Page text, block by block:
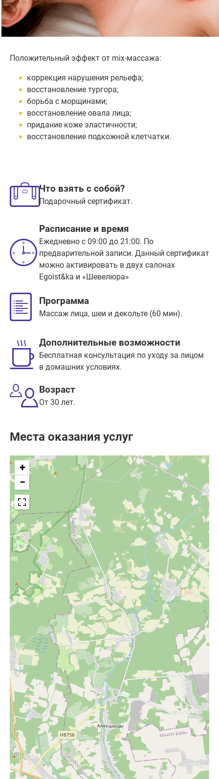
Положительный эффект от mix-массажа:
коррекция нарушения рельефа;
восстановление тургора;
борьба с морщинами;
восстановление овала лица;
придание коже эластичности;
восстановление подкожной клетчатки.
Что взять с собой?
Подарочный сертификат.
Расписание и время
Ежедневно с 09:00 до 21:00. По
предварительной записи. Данный сертификат
можно активировать в двух салонах
Egoist&ka и «Шевелюра»
Программа
Массаж лица, шеи и декольте (60 мин).
Дополнительные возможности
Бесплатная консультация по уходу за лицом
в домашних условиях.
Возраст
От 30 лет.
Места оказания услуг
+
−